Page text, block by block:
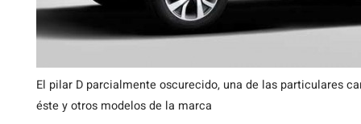
El pilar D parcialmente oscurecido, una de las particulares
éste y otros modelos de la marca